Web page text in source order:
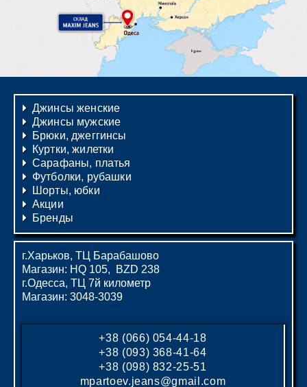
Джинсы женские
Джинсы мужские
Брюки, джеггинсы
Куртки, жилетки
Сарафаны, платья
Футболки, рубашки
Шорты, юбки
Акции
Бренды
г.Харьков, ТЦ Барабашово
Магазин: HQ 105, BZD 238
г.Одесса, ТЦ 7й километр
Магазин: 3048-3039
+38 (066) 054-44-18
+38 (093) 368-41-64
+38 (098) 832-25-51
mpartoev.jeans@gmail.com